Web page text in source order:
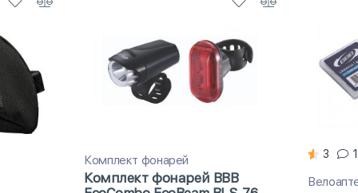
Комплект фонарей
Комплект фонарей BBB
3 1